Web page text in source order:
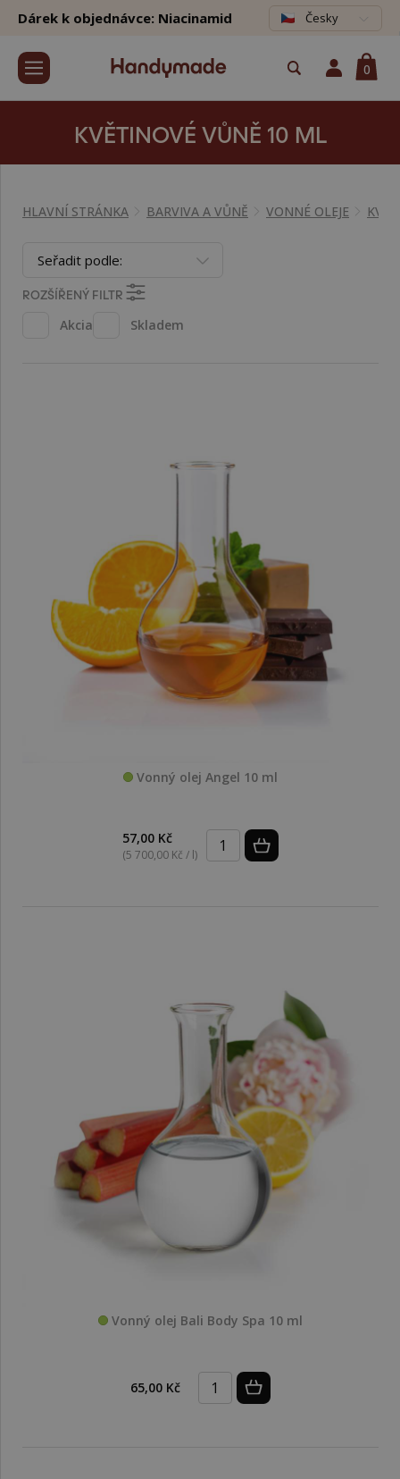
Dárek k objednávce: Niacinamid Česky
0
KVĚTINOVÉ VŮNĚ 10 ML
HLAVNÍ STRÁNKA BARVIVA A VŮNĚ VONNÉ OLEJE
Seřadit podle:
ROZŠÍŘENÝ FILTR
Akcia
Skladem
Vonný olej Angel 10 ml
57,00 Kč
(5 700,00 Kč / l)
Vonný olej Bali Body Spa 10 ml
65,00 Kč